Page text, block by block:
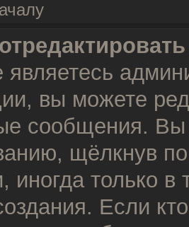
вы можете
сообщения. Вы
щёлкнув
иногда только в
Если